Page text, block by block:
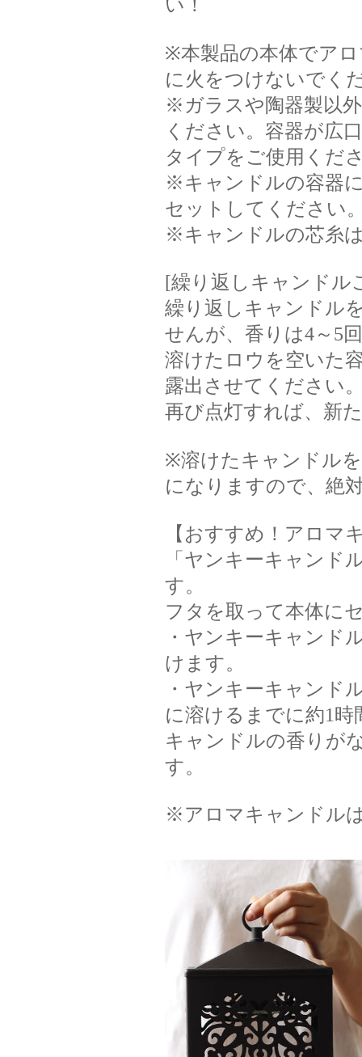
い！
※本製品の本体でア
に火をつけないでく
※ガラスや陶器製以
ください。容器が広
タイプをご使用くだ
※キャンドルの容器
セットしてください
※キャンドルの芯糸
[繰り返しキャンドル
繰り返しキャンドル
せんが、香りは4～5
溶けたロウを空いた
露出させてください
再び点灯すれば、新
※溶けたキャンドル
になりますので、絶
【おすすめ！アロマ
「ヤンキーキャンド
す。
フタを取って本体に
・ヤンキーキャンド
けます。
・ヤンキーキャンド
に溶けるまでに約1
キャンドルの香りが
す。
※アロマキャンドル